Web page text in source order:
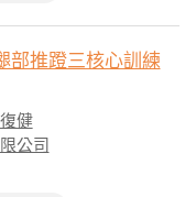
部推蹬三核心訓練
健
公司